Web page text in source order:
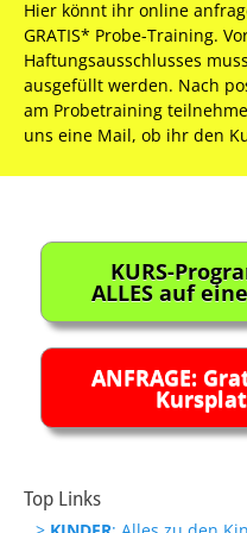
Motivations-
die Kinder für
mache Sport,
das
Selbstvertrauen
Besonderes”,
Daniken
Kaizen
sein, wenn sie
Wer nach dem
Hier könnt ihr online
GRATIS* Probe-Training.
Haftungsausschlusses
ausgefüllt werden. Nach
am Probetraining
uns eine Mail, ob ihr den
KURS-
ALLES auf
ANFRAGE:
Top Links